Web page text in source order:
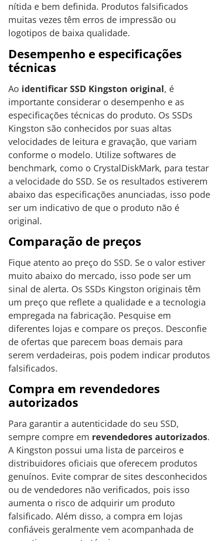
nítida e bem definida. Produtos falsificados
muitas vezes têm erros de impressão ou
logotipos de baixa qualidade.
Desempenho e especificações
técnicas
Ao identificar SSD Kingston original, é
importante considerar o desempenho e as
especificações técnicas do produto. Os SSDs
Kingston são conhecidos por suas altas
velocidades de leitura e gravação, que variam
conforme o modelo. Utilize softwares de
benchmark, como o CrystalDiskMark, para testar
a velocidade do SSD. Se os resultados estiverem
abaixo das especificações anunciadas, isso pode
ser um indicativo de que o produto não é
original.
Comparação de preços
Fique atento ao preço do SSD. Se o valor estiver
muito abaixo do mercado, isso pode ser um
sinal de alerta. Os SSDs Kingston originais têm
um preço que reflete a qualidade e a tecnologia
empregada na fabricação. Pesquise em
diferentes lojas e compare os preços. Desconfie
de ofertas que parecem boas demais para
serem verdadeiras, pois podem indicar produtos
falsificados.
Compra em revendedores
autorizados
Para garantir a autenticidade do seu SSD,
sempre compre em revendedores autorizados.
A Kingston possui uma lista de parceiros e
distribuidores oficiais que oferecem produtos
genuínos. Evite comprar de sites desconhecidos
ou de vendedores não verificados, pois isso
aumenta o risco de adquirir um produto
falsificado. Além disso, a compra em lojas
confiáveis geralmente vem acompanhada de